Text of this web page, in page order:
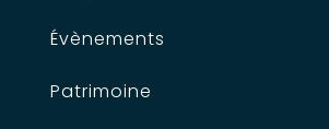
Évènements
Patrimoine